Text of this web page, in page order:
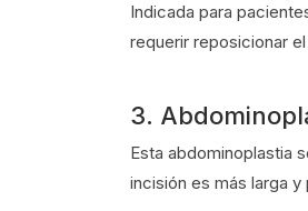
Indicada para
requerir reposicionar
3.
Esta abdominoplastia
incisión es más larga